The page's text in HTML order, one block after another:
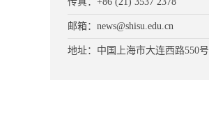
邮箱：news@shisu.edu.cn
地址：中国上海市大连西路550号